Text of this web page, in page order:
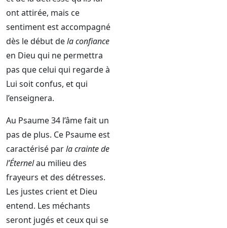
ont attirée, mais ce
sentiment est accompagné
dès le début dela confiance
en Dieu qui ne permettra
pas que celui qui regarde à
Lui soit confus, et qui
l’enseignera.
Au Psaume 34 l’âme fait un
pas de plus. Ce Psaume est
caractérisé parla crainte de
l’Éternelau milieu des
frayeurs et des détresses.
Les justes crient et Dieu
entend. Les méchants
seront jugés et ceux qui se